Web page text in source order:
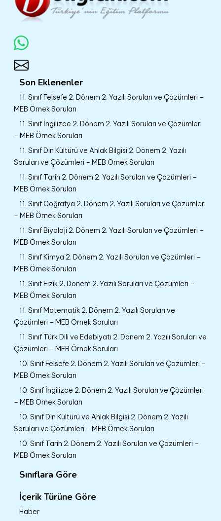
Son Eklenenler
11. Sınıf Felsefe 2. Dönem 2. Yazılı Soruları ve Çözümleri –
MEB Örnek Soruları
11. Sınıf İngilizce 2. Dönem 2. Yazılı Soruları ve Çözümleri
– MEB Örnek Soruları
11. Sınıf Din Kültürü ve Ahlak Bilgisi 2. Dönem 2. Yazılı
Soruları ve Çözümleri – MEB Örnek Soruları
11. Sınıf Tarih 2. Dönem 2. Yazılı Soruları ve Çözümleri –
MEB Örnek Soruları
11. Sınıf Coğrafya 2. Dönem 2. Yazılı Soruları ve Çözümleri
– MEB Örnek Soruları
11. Sınıf Biyoloji 2. Dönem 2. Yazılı Soruları ve Çözümleri –
MEB Örnek Soruları
11. Sınıf Kimya 2. Dönem 2. Yazılı Soruları ve Çözümleri –
MEB Örnek Soruları
11. Sınıf Fizik 2. Dönem 2. Yazılı Soruları ve Çözümleri –
MEB Örnek Soruları
11. Sınıf Matematik 2. Dönem 2. Yazılı Soruları ve
Çözümleri – MEB Örnek Soruları
11. Sınıf Türk Dili ve Edebiyatı 2. Dönem 2. Yazılı Soruları ve
Çözümleri – MEB Örnek Soruları
10. Sınıf Felsefe 2. Dönem 2. Yazılı Soruları ve Çözümleri –
MEB Örnek Soruları
10. Sınıf İngilizce 2. Dönem 2. Yazılı Soruları ve Çözümleri
– MEB Örnek Soruları
10. Sınıf Din Kültürü ve Ahlak Bilgisi 2. Dönem 2. Yazılı
Soruları ve Çözümleri – MEB Örnek Soruları
10. Sınıf Tarih 2. Dönem 2. Yazılı Soruları ve Çözümleri –
MEB Örnek Soruları
Sınıflara Göre
İçerik Türüne Göre
Haber